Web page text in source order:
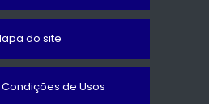
do site
de Usos